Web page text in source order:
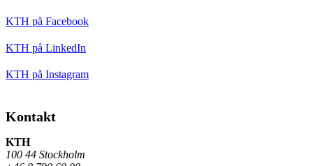
KTH på Facebook
KTH på LinkedIn
KTH på Instagram
Kontakt
KTH
100 44 Stockholm